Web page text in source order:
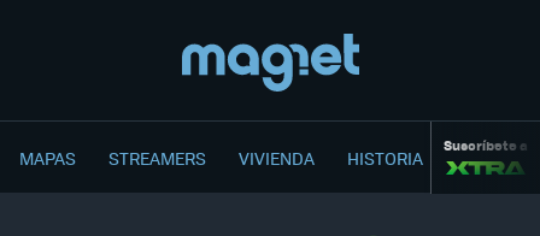
MAPAS STREAMERS VIVIENDA HISTORIA Suscríbete a